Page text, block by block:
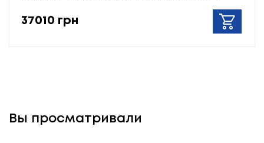
37010 грн
Вы просматривали